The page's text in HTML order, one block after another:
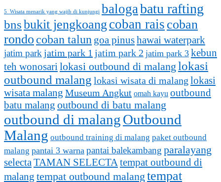
5 Wisata menarik yang wajib di kunjungi baloga batu rafting
bnsbukit jengkoang coban rais coban
rondo coban talun goa pinushawai waterpark
jatim park jatim park 1 jatim park 2 jatim park 3 kebun
teh wonosari lokasi outbound di malang lokasi
outbound malang lokasi wisata di malang lokasi
wisata malang Museum Angkut omah kayu outbound
batu malang outbound di batu malang
outbound di malangOutbound
Malang outbound training di malang paket outbound
malang pantai 3 warna pantai balekambang paralayang
selecta TAMAN SELECTA tempat outbound di
malang tempat outbound malang tempat